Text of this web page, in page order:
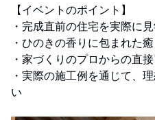
【イベントのポイント】
・完成直前の住宅を実際に
・ひのきの香りに包まれた
・家づくりのプロからの直
・実際の施工例を通じて、
い